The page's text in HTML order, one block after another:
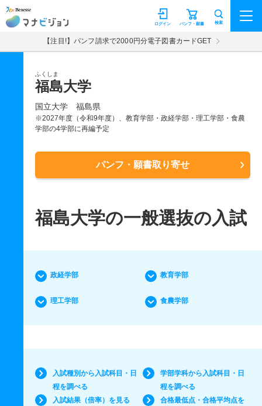
マナビジョン パンフ・願書
ログイン 検索
【注目!】パンフ請求で2000円分電子図書カードGET
ふくしま
福島大学
国立大学 福島県
※2027年度（令和9年度）、教育学部・政経学部・理工学部・食農
学部の4学部に再編予定
パンフ・願書取り寄せ
福島大学の一般選抜の入試
政経学部 教育学部
理工学部 食農学部
入試種別から入試科目・日
程を調べる
学部学科から入試科目・日
程を調べる
入試結果（倍率）を見る
合格最低点・合格平均点を